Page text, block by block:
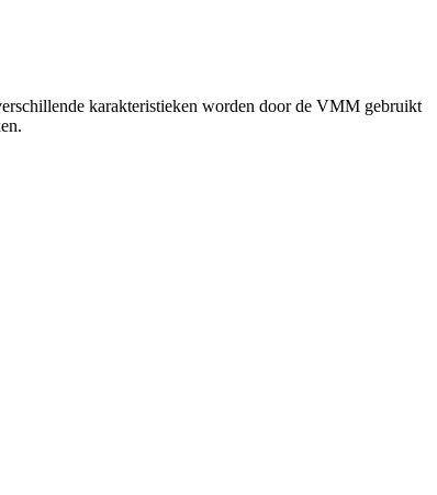
karakteristieken worden door de VMM gebruikt